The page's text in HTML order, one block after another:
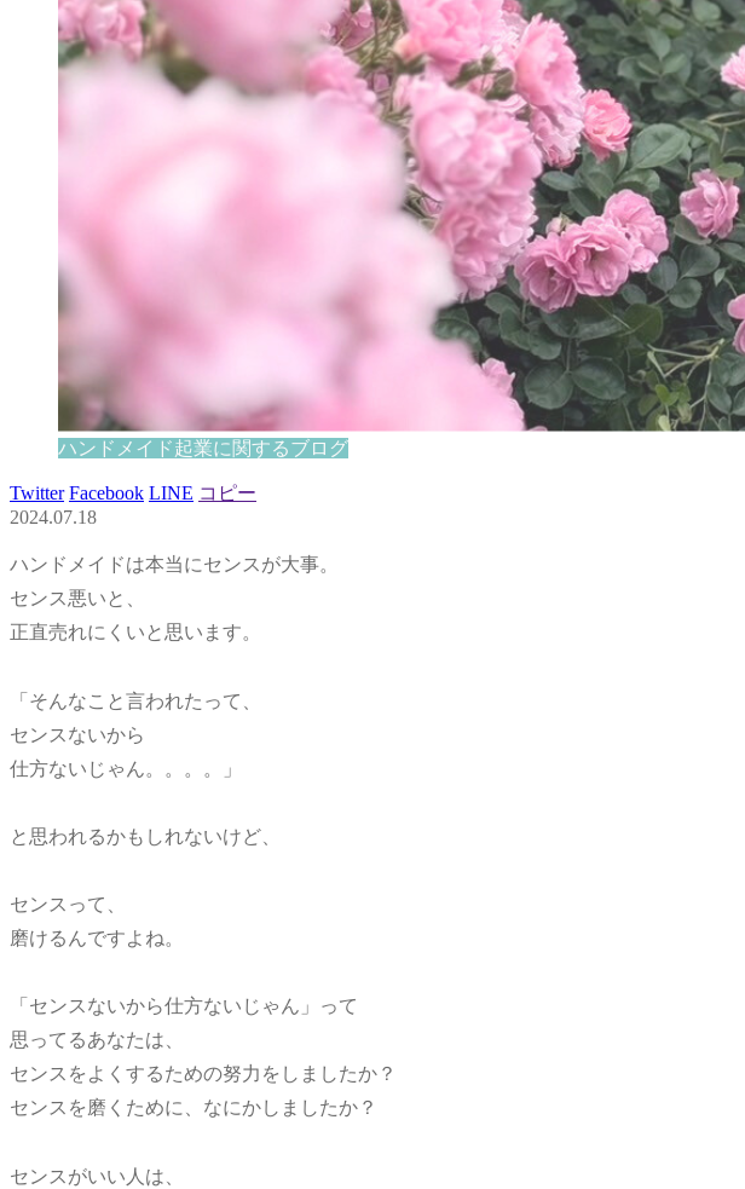
ハンドメイド起業に関するブログ
Twitter Facebook LINE コピー
2024.07.18
ハンドメイドは本当にセンスが大事。
センス悪いと、
正直売れにくいと思います。
「そんなこと言われたって、
センスないから
仕方ないじゃん。。。。」
と思われるかもしれないけど、
センスって、
磨けるんですよね。
「センスないから仕方ないじゃん」って
思ってるあなたは、
センスをよくするための努力をしましたか？
センスを磨くために、なにかしましたか？
センスがいい人は、